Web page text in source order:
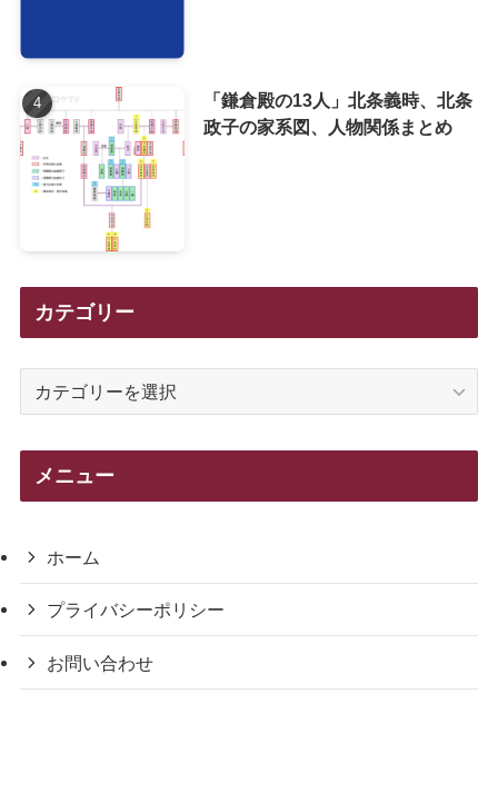
「鎌倉殿の13人」北条義時、北条
政子の家系図、人物関係まとめ
カテゴリー
メニュー
ホーム
プライバシーポリシー
お問い合わせ